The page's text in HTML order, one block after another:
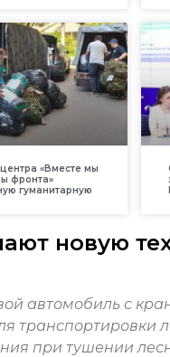
«Вместе мы
фронта»
гуманитарную
новую
автомобиль с
при тушении